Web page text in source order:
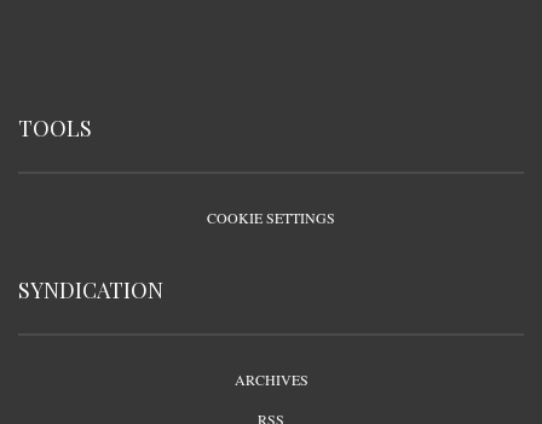
TOOLS
COOKIE SETTINGS
SYNDICATION
ARCHIVES
RSS